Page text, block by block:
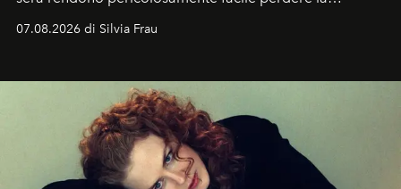
cognizione del tempo. Ma con quadranti così
07.08.2026 di Silvia Frau